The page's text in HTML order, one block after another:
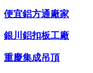
便宜鋁方通廠家
銀川鋁扣板工廠
重慶集成吊頂